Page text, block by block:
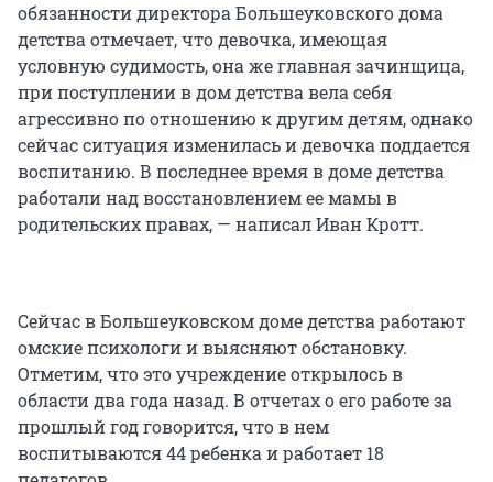
обязанности директора Большеуковского дома
детства отмечает, что девочка, имеющая
условную судимость, она же главная зачинщица,
при поступлении в дом детства вела себя
агрессивно по отношению к другим детям, однако
сейчас ситуация изменилась и девочка поддается
воспитанию. В последнее время в доме детства
работали над восстановлением ее мамы в
родительских правах, — написал Иван Кротт.
Сейчас в Большеуковском доме детства работают
омские психологи и выясняют обстановку.
Отметим, что это учреждение открылось в
области два года назад. В отчетах о его работе за
прошлый год говорится, что в нем
воспитываются 44 ребенка и работает 18